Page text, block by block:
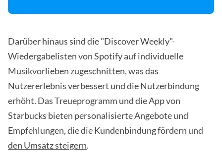
Darüber hinaus sind die "Discover Weekly"-
Wiedergabelisten von Spotify auf individuelle
Musikvorlieben zugeschnitten, was das
Nutzererlebnis verbessert und die Nutzerbindung
erhöht. Das Treueprogramm und die App von
Starbucks bieten personalisierte Angebote und
Empfehlungen, die die Kundenbindung fördern und
den Umsatz steigern.